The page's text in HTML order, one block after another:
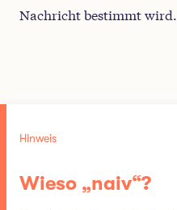
Nachricht bestimmt wird.
Hinweis
Wieso „naiv“?